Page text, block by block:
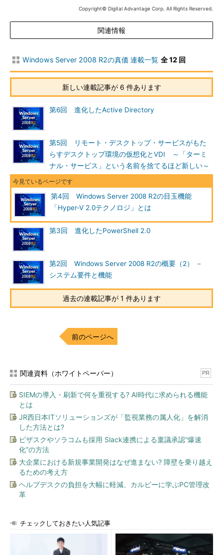
サーバ仮想化は、複数のサーバを1台に集約しているため、１
個所のネットワーク障害が多数に影響を与えてしまう。また、ギ
ガビット・イーサネット（1Gbit/s）では帯域が足りないことも多
を、Hyper-V環境でもきちんとサポートするサーバを選択しなけ
ればならない。
Hyper-V環境のNICチーミングをフル・サポート
する日本HPのユーティリティ
多数のサーバが集約される仮想化において、ネッ
トワークの二重化は重要なポイントだ。（1）の部
分を見ると、最大転送速度が「2000（2000Mbit/
s）」となっており（ギガビット・イーサネットを
2つ使用している）、NICチーミングがサポートさ
れていることが分かる。
■ストレージ
Hyper-VのゲストOSを格納する領域は、サーバの内蔵ディスク
で構わない。しかし、ライブ・マイグレーションやクイック・マ
イグレーションといった機能の利用を予定している場合は、共有
型の外付けストレージ装置が必要となる。前述のとおり、これら
機能を利用しているため、WSFCがサポートされたSCSI-3プロ
トコル対応の共有ストレージ装置が必要ということだ。
るだろう。
ファイバ・チャネル（FibreChannel：FC）
共有型のSAS（Shared SAS）
この中でパフォーマンスが最も高いのはファイバ・チャネルで
ある。転送によるプロセッサ負荷も低く、性能的には申し分ない
が、対応機器が非常に高価なことがネックだ。
また、コストを考えるとiSCSIと決めてしまいがちではないだ
10Gbit/s対応のケーブルやスイッチはまだ高く、コスト・メリッ
トに乏しい）。
Copyright© Digital Advantage Corp. All Rights Reserved.
関連情報
Windows Server 2008 R2の真価 連載一覧 全 12 回
新しい連載記事が 6 件あります
第6回 進化したActive Directory
第5回 リモート・デスクトップ・サービスがもた
らすデスクトップ環境の仮想化とVDI ～「ターミ
ナル・サービス」という名前を捨てるほど新しい～
第4回 Windows Server 2008 R2の目玉機能
「Hyper-V 2.0テクノロジ」とは
第3回 進化したPowerShell 2.0
第2回 Windows Server 2008 R2の概要（2） －
システム要件と機能
過去の連載記事が 1 件あります
前のページへ
関連資料（ホワイトペーパー） PR
SIEMの導入・刷新で何を重視する? AI時代に求められる機能
とは
JR西日本ITソリューションズが「監視業務の属人化」を解消
した方法とは?
ビザスクやソラコムも採用 Slack連携による稟議承認“爆速
化”の方法
大企業における新規事業開発はなぜ進まない? 障壁を乗り越え
るための考え方
ヘルプデスクの負担を大幅に軽減、カルビーに学ぶPC管理改
革
チェックしておきたい人気記事